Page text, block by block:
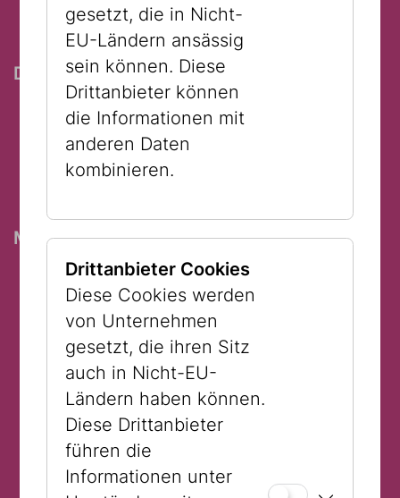
der Josefstadt)
17:45 Uhr Sabine Haupt (Burgtheater)
Donnerstag, 05. Februar 17:00 - 18:00
17:00 Uhr Markus Hering (Burgtheater)
17:15 Uhr Grischka Voss (freiberuflich)
17:30 Uhr Zoé Herscovici (MUK)
17:45 Uhr Julian Valerio Rehrl (Theater
Montag, 09. Februar 17:00 - 18:30
17:00 Uhr Dorothee
Hartinger (Burgtheater)
17:15 Uhr Dunja Sowinetz (Burgtheater)
17:30 Florian Tröbinger
(Schauspielhaus)
17:45 Uhr Ulrich Reinthaller (Theater in
der Josefstadt)
18:00 Uhr Günther
Wiederschwinger (Volkstheater)
gesetzt, die in Nicht-
EU-Ländern ansässig
sein können. Diese
Drittanbieter können
die Informationen mit
anderen Daten
kombinieren.
Drittanbieter Cookies
Diese Cookies werden
von Unternehmen
gesetzt, die ihren Sitz
auch in Nicht-EU-
Ländern haben können.
Diese Drittanbieter
führen die
Informationen unter